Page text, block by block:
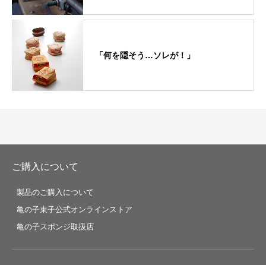
「何を隠そう…ソレが！」
ご購入について
製品のご購入について
亀の子束子公式オンラインストア
亀の子スポンジ取扱店